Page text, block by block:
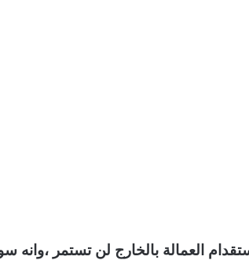
العمالة بالخارج لن تستمر ،وانه